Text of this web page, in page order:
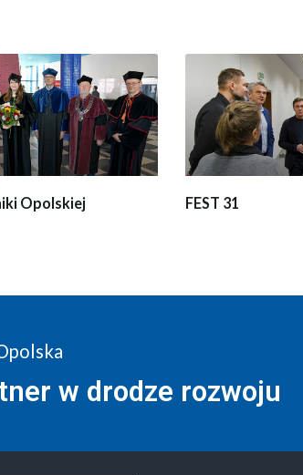
Opolskiej FEST 31
w drodze rozwoju